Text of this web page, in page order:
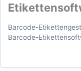
Barcode-
Barcode-